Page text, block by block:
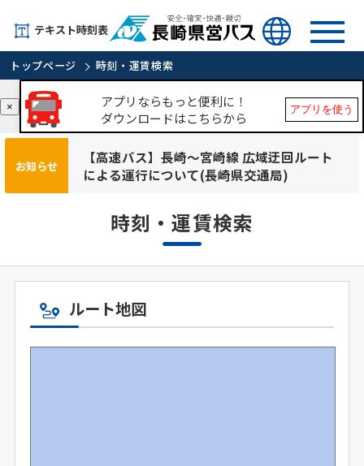
テキスト時刻表
トップページ 時刻・運賃検索
×
アプリならもっと便利に！
ダウンロードはこちらから
アプリを使う
お知らせ
【高速バス】長崎～宮崎線 広域迂回ルート
による運行について(長崎県交通局)
時刻・運賃検索
ルート地図